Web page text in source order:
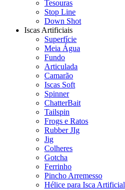
Tesouras
Stop Line
Down Shot
Iscas Artificiais
Superfície
Meia Água
Fundo
Articulada
Camarão
Iscas Soft
Spinner
ChatterBait
Tailspin
Frogs e Ratos
Rubber JIg
Jig
Colheres
Gotcha
Ferrinho
Pincho Arremesso
Hélice para Isca Artificial